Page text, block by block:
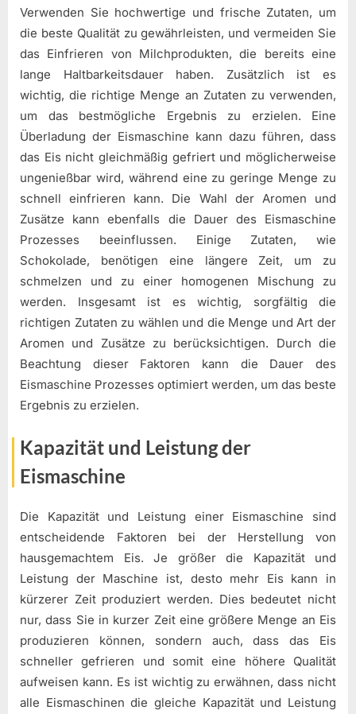
Verwenden Sie hochwertige und frische Zutaten, um
die beste Qualität zu gewährleisten, und vermeiden Sie
das Einfrieren von Milchprodukten, die bereits eine
lange Haltbarkeitsdauer haben. Zusätzlich ist es
wichtig, die richtige Menge an Zutaten zu verwenden,
um das bestmögliche Ergebnis zu erzielen. Eine
Überladung der Eismaschine kann dazu führen, dass
das Eis nicht gleichmäßig gefriert und möglicherweise
ungenießbar wird, während eine zu geringe Menge zu
schnell einfrieren kann. Die Wahl der Aromen und
Zusätze kann ebenfalls die Dauer des Eismaschine
Prozesses beeinflussen. Einige Zutaten, wie
Schokolade, benötigen eine längere Zeit, um zu
schmelzen und zu einer homogenen Mischung zu
werden. Insgesamt ist es wichtig, sorgfältig die
richtigen Zutaten zu wählen und die Menge und Art der
Aromen und Zusätze zu berücksichtigen. Durch die
Beachtung dieser Faktoren kann die Dauer des
Eismaschine Prozesses optimiert werden, um das beste
Ergebnis zu erzielen.
Kapazität und Leistung der
Eismaschine
Die Kapazität und Leistung einer Eismaschine sind
entscheidende Faktoren bei der Herstellung von
hausgemachtem Eis. Je größer die Kapazität und
Leistung der Maschine ist, desto mehr Eis kann in
kürzerer Zeit produziert werden. Dies bedeutet nicht
nur, dass Sie in kurzer Zeit eine größere Menge an Eis
produzieren können, sondern auch, dass das Eis
schneller gefrieren und somit eine höhere Qualität
aufweisen kann. Es ist wichtig zu erwähnen, dass nicht
alle Eismaschinen die gleiche Kapazität und Leistung